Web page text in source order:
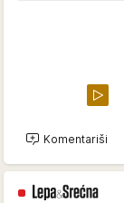
Komentariši